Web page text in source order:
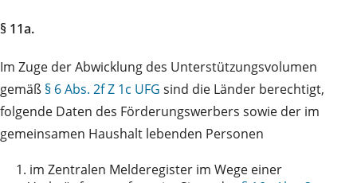
§ 11a.
Im Zuge der Abwicklung des Unterstützungsvolumen
gemäß § 6 Abs. 2f Z 1c UFG sind die Länder berechtigt,
folgende Daten des Förderungswerbers sowie der im
gemeinsamen Haushalt lebenden Personen
1. im Zentralen Melderegister im Wege einer